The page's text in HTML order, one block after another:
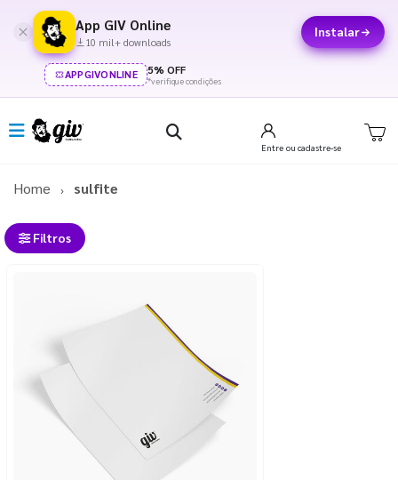
App GIV Online
10 mil+ downloads
Instalar
APPGIVONLINE 5% OFF
*verifique condições
Entre ou cadastre-se
Home sulfite
Filtros